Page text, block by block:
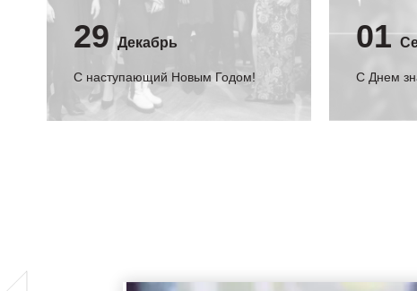
29 Декабрь
С наступающий Новым Годом!
01
C Днем